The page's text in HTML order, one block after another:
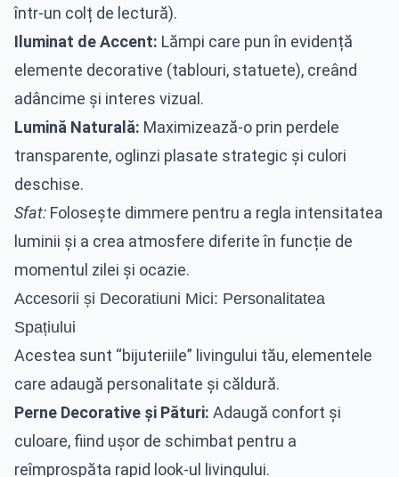
într-un colț de lectură).
Iluminat de Accent: Lămpi care pun în evidență
elemente decorative (tablouri, statuete), creând
adâncime și interes vizual.
Lumină Naturală: Maximizează-o prin perdele
transparente, oglinzi plasate strategic și culori
deschise.
Sfat: Folosește dimmere pentru a regla intensitatea
luminii și a crea atmosfere diferite în funcție de
momentul zilei și ocazie.
Accesorii și Decoratiuni Mici: Personalitatea
Spațiului
Acestea sunt “bijuteriile” livingului tău, elementele
care adaugă personalitate și căldură.
Perne Decorative și Pături: Adaugă confort și
culoare, fiind ușor de schimbat pentru a
reîmprospăta rapid look-ul livingului.